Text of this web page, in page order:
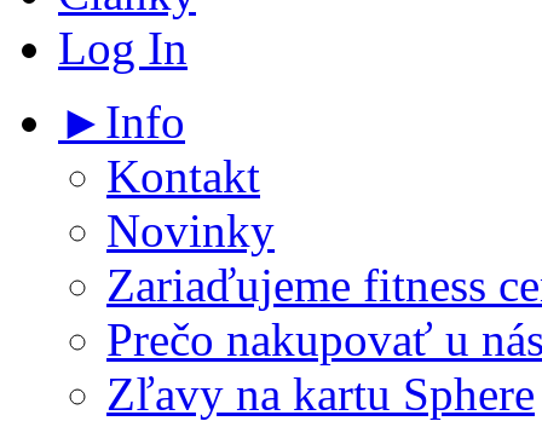
Log In
►Info
Kontakt
Novinky
Zariaďujeme fitness
Prečo nakupovať u
Zľavy na kartu Sphere